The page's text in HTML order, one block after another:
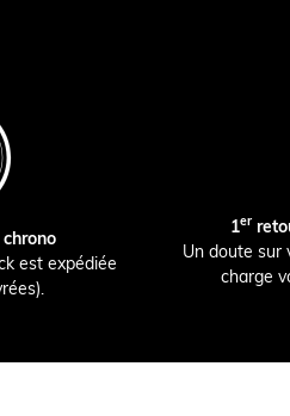
est expédiée
1er
Un doute sur
charge